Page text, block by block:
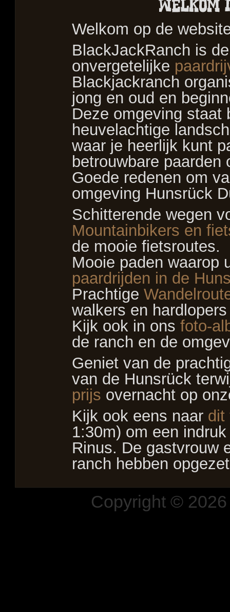
Welkom op de
BlackJackRanch is
onvergetelijke
Blackjackranch
jong en oud en
Deze omgeving staat
heuvelachtige
waar je heerlijk kunt
betrouwbare
Goede redenen om
omgeving Hunsrück
Schitterende wegen
Mountainbikers en
de mooie fietsroutes.
Mooie paden waarop
paardrijden in de
Prachtige
walkers en hardlopers
Kijk ook in ons foto-
de ranch en de
Geniet van de
van de Hunsrück
prijs overnacht op
Kijk ook eens naar dit
1:30m) om een
Rinus. De gastvrouw
ranch hebben
Copyright ©